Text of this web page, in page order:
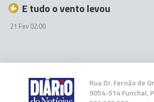
E tudo o vento levou
21 Fev 02:00
Rua Dr. Fernão de
9054-514 Funchal,